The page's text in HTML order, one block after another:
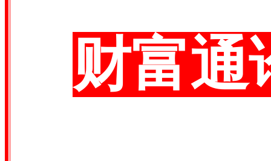
财富